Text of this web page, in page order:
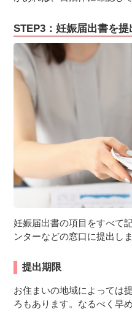
STEP3：妊娠届出書を提
妊娠届出書の項目をすべて
ンターなどの窓口に提出しま
提出期限
お住まいの地域によっては
ろもあります。なるべく早